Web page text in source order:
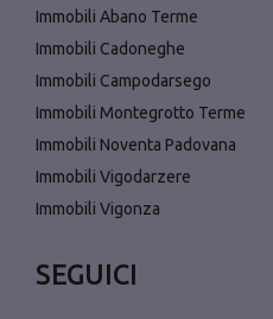
Immobili Abano Terme
Immobili Cadoneghe
Immobili Campodarsego
Immobili Montegrotto Terme
Immobili Noventa Padovana
Immobili Vigodarzere
Immobili Vigonza
SEGUICI